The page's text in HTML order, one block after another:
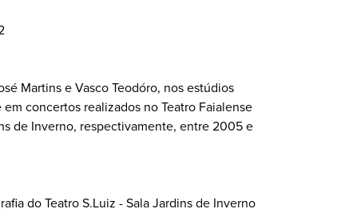
Martins e Vasco Teodóro, nos estúdios
concertos realizados no Teatro Faialense
de Inverno, respectivamente, entre 2005 e
do Teatro S.Luiz - Sala Jardins de Inverno